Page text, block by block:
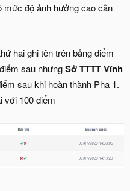
mức độ ảnh hưởng cao cần
hai ghi tên trên bảng điểm
sau nhưngSở TTTT Vĩnh
sau khi hoàn thành Pha 1.
với 100 điểm